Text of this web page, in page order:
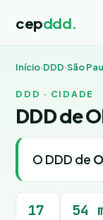
cepddd.
Início›DDD›São
DDD · CIDADE
DDD de
O DDD de
17 54